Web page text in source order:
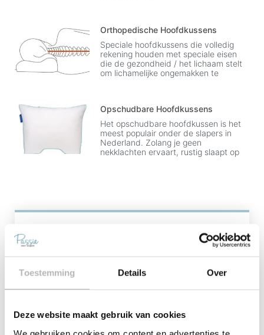
Toestemming Details Over
Deze website maakt gebruik van cookies
Orthopedische Hoofdkussens
Speciale hoofdkussens die volledig
rekening houden met speciale eisen
die de gezondheid / het lichaam stelt
om lichamelijke ongemakken te
Opschudbare Hoofdkussens
Het opschudbare hoofdkussen is het
meest populair onder de slapers in
Nederland. Zolang je geen
nekklachten ervaart, rustig slaapt op
Contact Ons